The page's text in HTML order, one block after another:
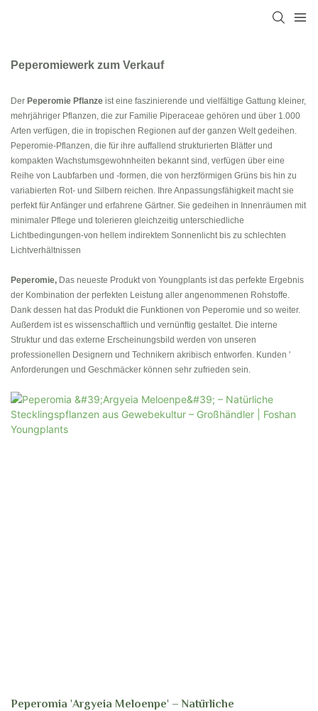
Peperomiewerk zum Verkauf
Der Peperomie Pflanze ist eine faszinierende und vielfältige Gattung kleiner,
mehrjähriger Pflanzen, die zur Familie Piperaceae gehören und über 1.000
Arten verfügen, die in tropischen Regionen auf der ganzen Welt gedeihen.
Peperomie-Pflanzen, die für ihre auffallend strukturierten Blätter und
kompakten Wachstumsgewohnheiten bekannt sind, verfügen über eine
Reihe von Laubfarben und -formen, die von herzförmigen Grüns bis hin zu
variabierten Rot- und Silbern reichen. Ihre Anpassungsfähigkeit macht sie
perfekt für Anfänger und erfahrene Gärtner. Sie gedeihen in Innenräumen mit
minimaler Pflege und tolerieren gleichzeitig unterschiedliche
Lichtbedingungen-von hellem indirektem Sonnenlicht bis zu schlechten
Lichtverhältnissen
Peperomie, Das neueste Produkt von Youngplants ist das perfekte Ergebnis
der Kombination der perfekten Leistung aller angenommenen Rohstoffe.
Dank dessen hat das Produkt die Funktionen von Peperomie und so weiter.
Außerdem ist es wissenschaftlich und vernünftig gestaltet. Die interne
Struktur und das externe Erscheinungsbild werden von unseren
professionellen Designern und Technikern akribisch entworfen. Kunden '
Anforderungen und Geschmäcker können sehr zufrieden sein.
Peperomia 'Argyeia Meloenpe' – Natürliche